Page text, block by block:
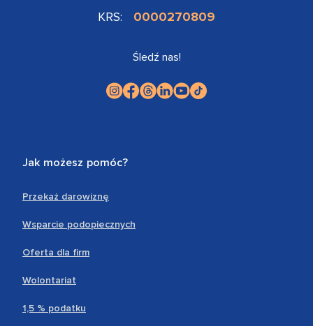
KRS: 0000270809
Śledź nas!
Jak możesz pomóc?
Przekaż darowiznę
Wsparcie podopiecznych
Oferta dla firm
Wolontariat
1,5 % podatku